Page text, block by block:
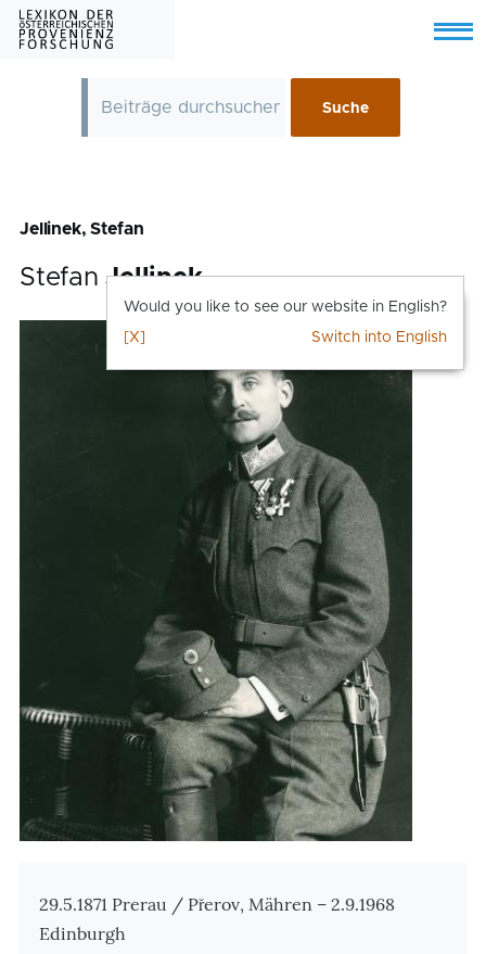
Skip to main content
Menu
Jellinek, Stefan
StefanJellinek
Zusatzinformationen
29.5.1871 Prerau / Přerov, Mähren – 2.9.1968
Edinburgh
Would you like to see our website in English?
Switch into English
[X]